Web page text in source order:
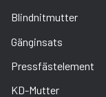
Blindnitmutter
Gänginsats
Pressfästelement
KD-Mutter